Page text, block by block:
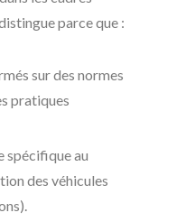
parce que :
sur des normes
pratiques
spécifique au
des véhicules